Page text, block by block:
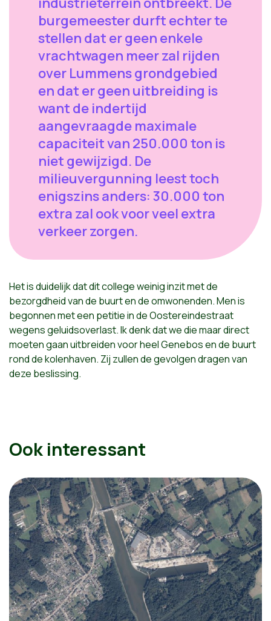
burgemeester durft echter te
stellen dat er geen enkele
vrachtwagen meer zal rijden
over Lummens grondgebied
en dat er geen uitbreiding is
want de indertijd
aangevraagde maximale
capaciteit van 250.000 ton is
niet gewijzigd. De
milieuvergunning leest toch
enigszins anders: 30.000 ton
extra zal ook voor veel extra
verkeer zorgen.
Het is duidelijk dat dit college weinig inzit met de
bezorgdheid van de buurt en de omwonenden. Men is
begonnen met een petitie in de Oostereindestraat
wegens geluidsoverlast. Ik denk dat we die maar direct
moeten gaan uitbreiden voor heel Genebos en de buurt
rond de kolenhaven. Zij zullen de gevolgen dragen van
deze beslissing.
Ook interessant